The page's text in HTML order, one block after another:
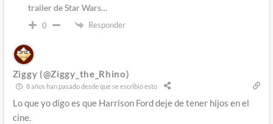
trailer de Star Wars…
0 Responder
Ziggy (@Ziggy_the_Rhino)
8 años han pasado desde que se escribió esto
Lo que yo digo es que Harrison Ford deje de tener hijos en el
cine.